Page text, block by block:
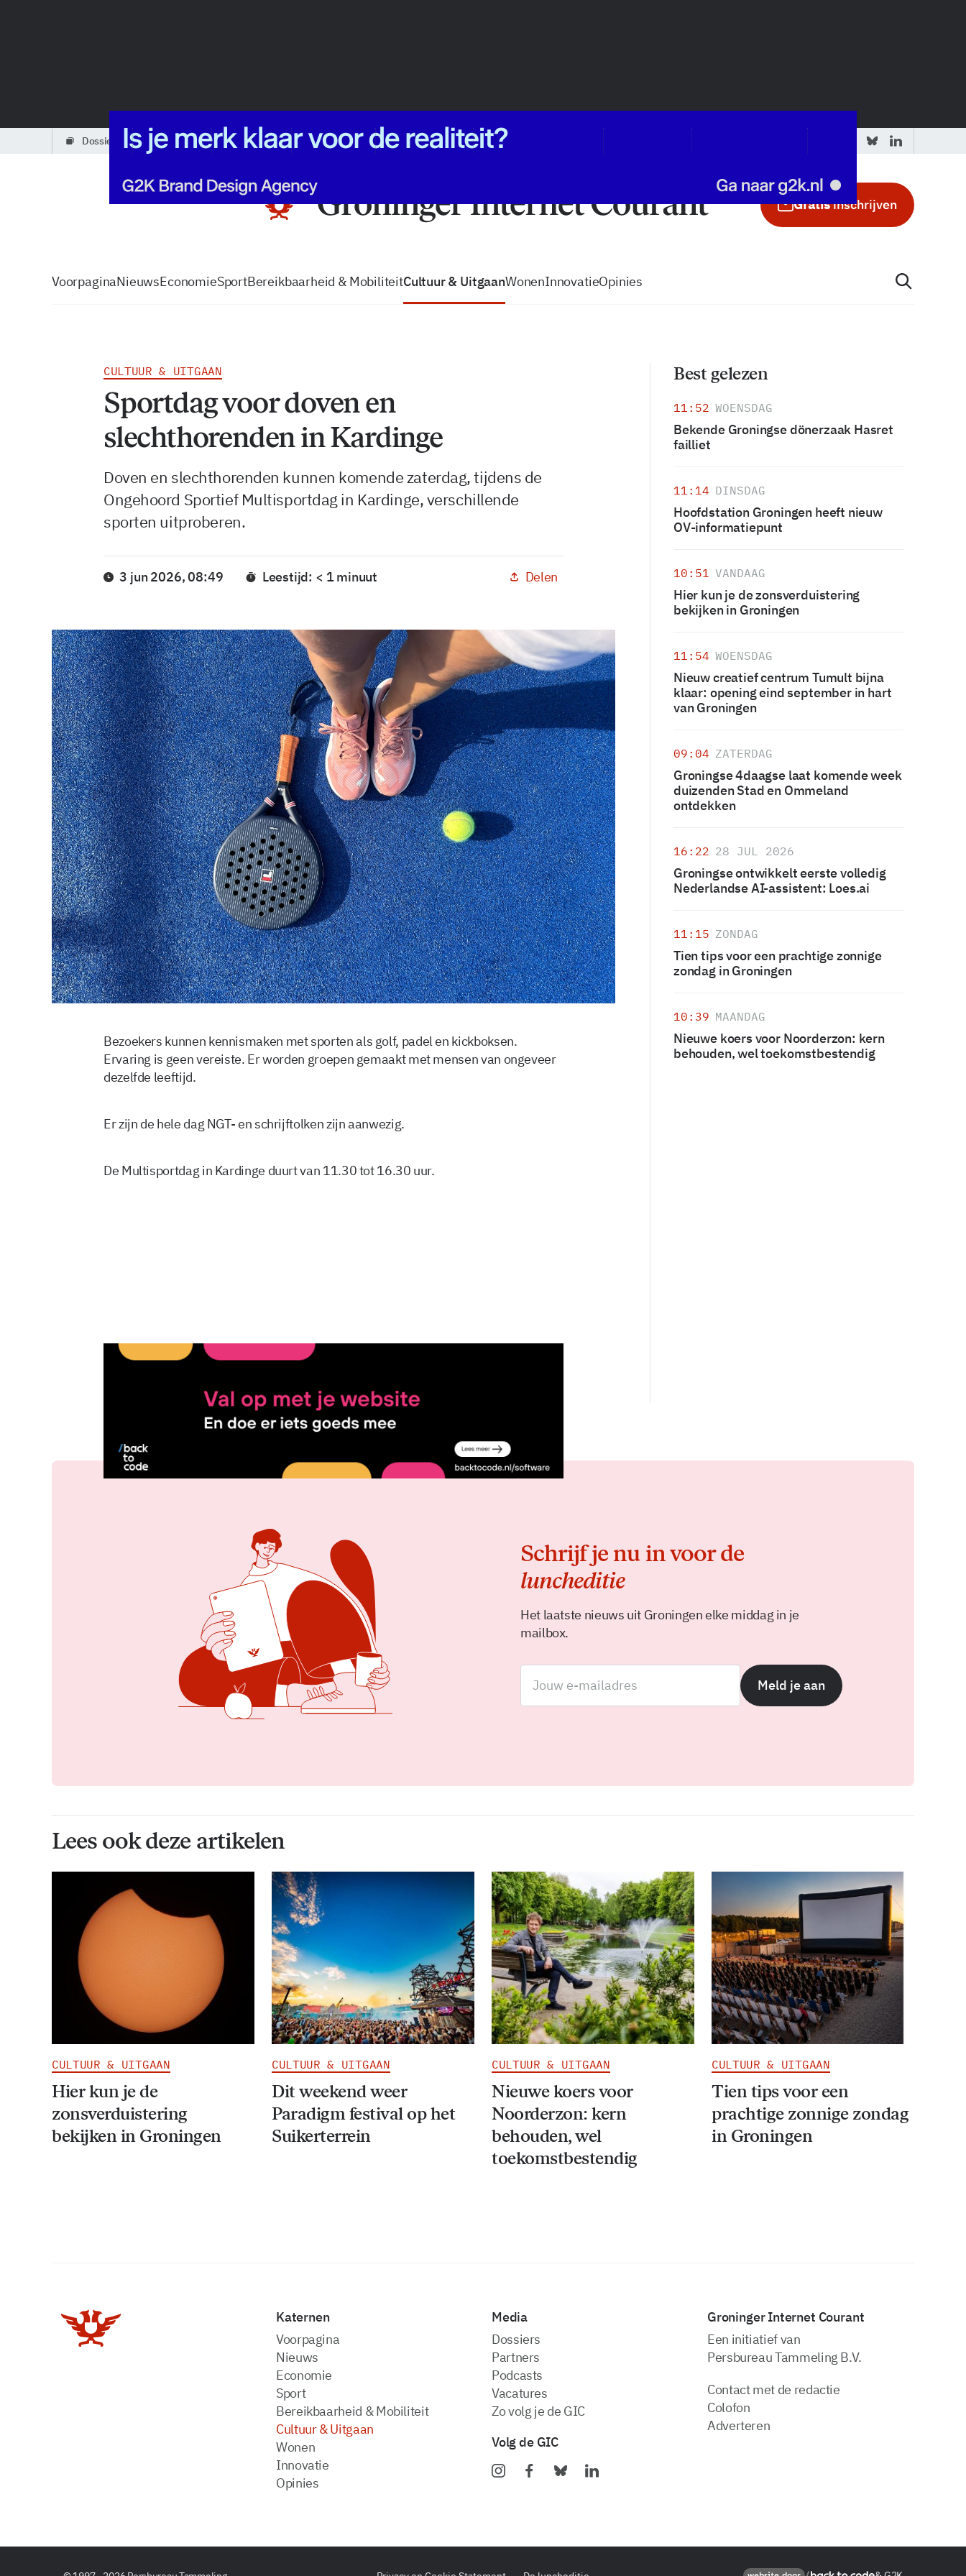
dossiers partners podcasts vacatures zo volg je de GIC
Gratisinschrijven
VoorpaginaNieuwsEconomieSportBereikbaarheid & MobiliteitCultuur & UitgaanWonenInnovatieOpinies
CULTUUR & UITGAAN
Sportdag voor doven en
slechthorenden in Kardinge
Doven en slechthorenden kunnen komende zaterdag, tijdens de
Ongehoord Sportief Multisportdag in Kardinge, verschillende
sporten uitproberen.
3 jun 2026, 08:49 Leestijd: < 1 minuut Delen
Bezoekers kunnen kennismaken met sporten als golf, padel en kickboksen.
Ervaring is geen vereiste. Er worden groepen gemaakt met mensen van ongeveer
dezelfde leeftijd.
Er zijn de hele dag NGT- en schrijftolken zijn aanwezig.
De Multisportdag in Kardinge duurt van 11.30 tot 16.30 uur.
3 jun 2026, 08:49
Best gelezen
11:52 WOENSDAG
Bekende Groningse dönerzaak Hasret
failliet
11:14 DINSDAG
Hoofdstation Groningen heeft nieuw
OV-informatiepunt
10:51 VANDAAG
Hier kun je de zonsverduistering
bekijken in Groningen
11:54 WOENSDAG
Nieuw creatief centrum Tumult bijna
klaar: opening eind september in hart
van Groningen
09:04 ZATERDAG
Groningse 4daagse laat komende week
duizenden Stad en Ommeland
ontdekken
16:22 28 JUL 2026
Groningse ontwikkelt eerste volledig
Nederlandse AI-assistent: Loes.ai
11:15 ZONDAG
Tien tips voor een prachtige zonnige
zondag in Groningen
10:39 MAANDAG
Nieuwe koers voor Noorderzon: kern
behouden, wel toekomstbestendig
Schrijf je nu in voor de
luncheditie
Het laatste nieuws uit Groningen elke middag in je
mailbox.
Meld je aan
Lees ook deze artikelen
CULTUUR & UITGAAN
Hier kun je de
zonsverduistering
bekijken in Groningen
CULTUUR & UITGAAN
Dit weekend weer
Paradigm festival op het
Suikerterrein
CULTUUR & UITGAAN
Nieuwe koers voor
Noorderzon: kern
behouden, wel
toekomstbestendig
CULTUUR & UITGAAN
Tien tips voor een
prachtige zonnige zondag
in Groningen
Katernen
Voorpagina
Nieuws
Economie
Sport
Bereikbaarheid & Mobiliteit
Cultuur & Uitgaan
Wonen
Innovatie
Opinies
Media
dossiers
partners
podcasts
vacatures
zo volg je de GIC
Volg de GIC
Groninger Internet Courant
Een initiatief van
Persbureau Tammeling B.V.
Contact met de redactie
Colofon
Adverteren